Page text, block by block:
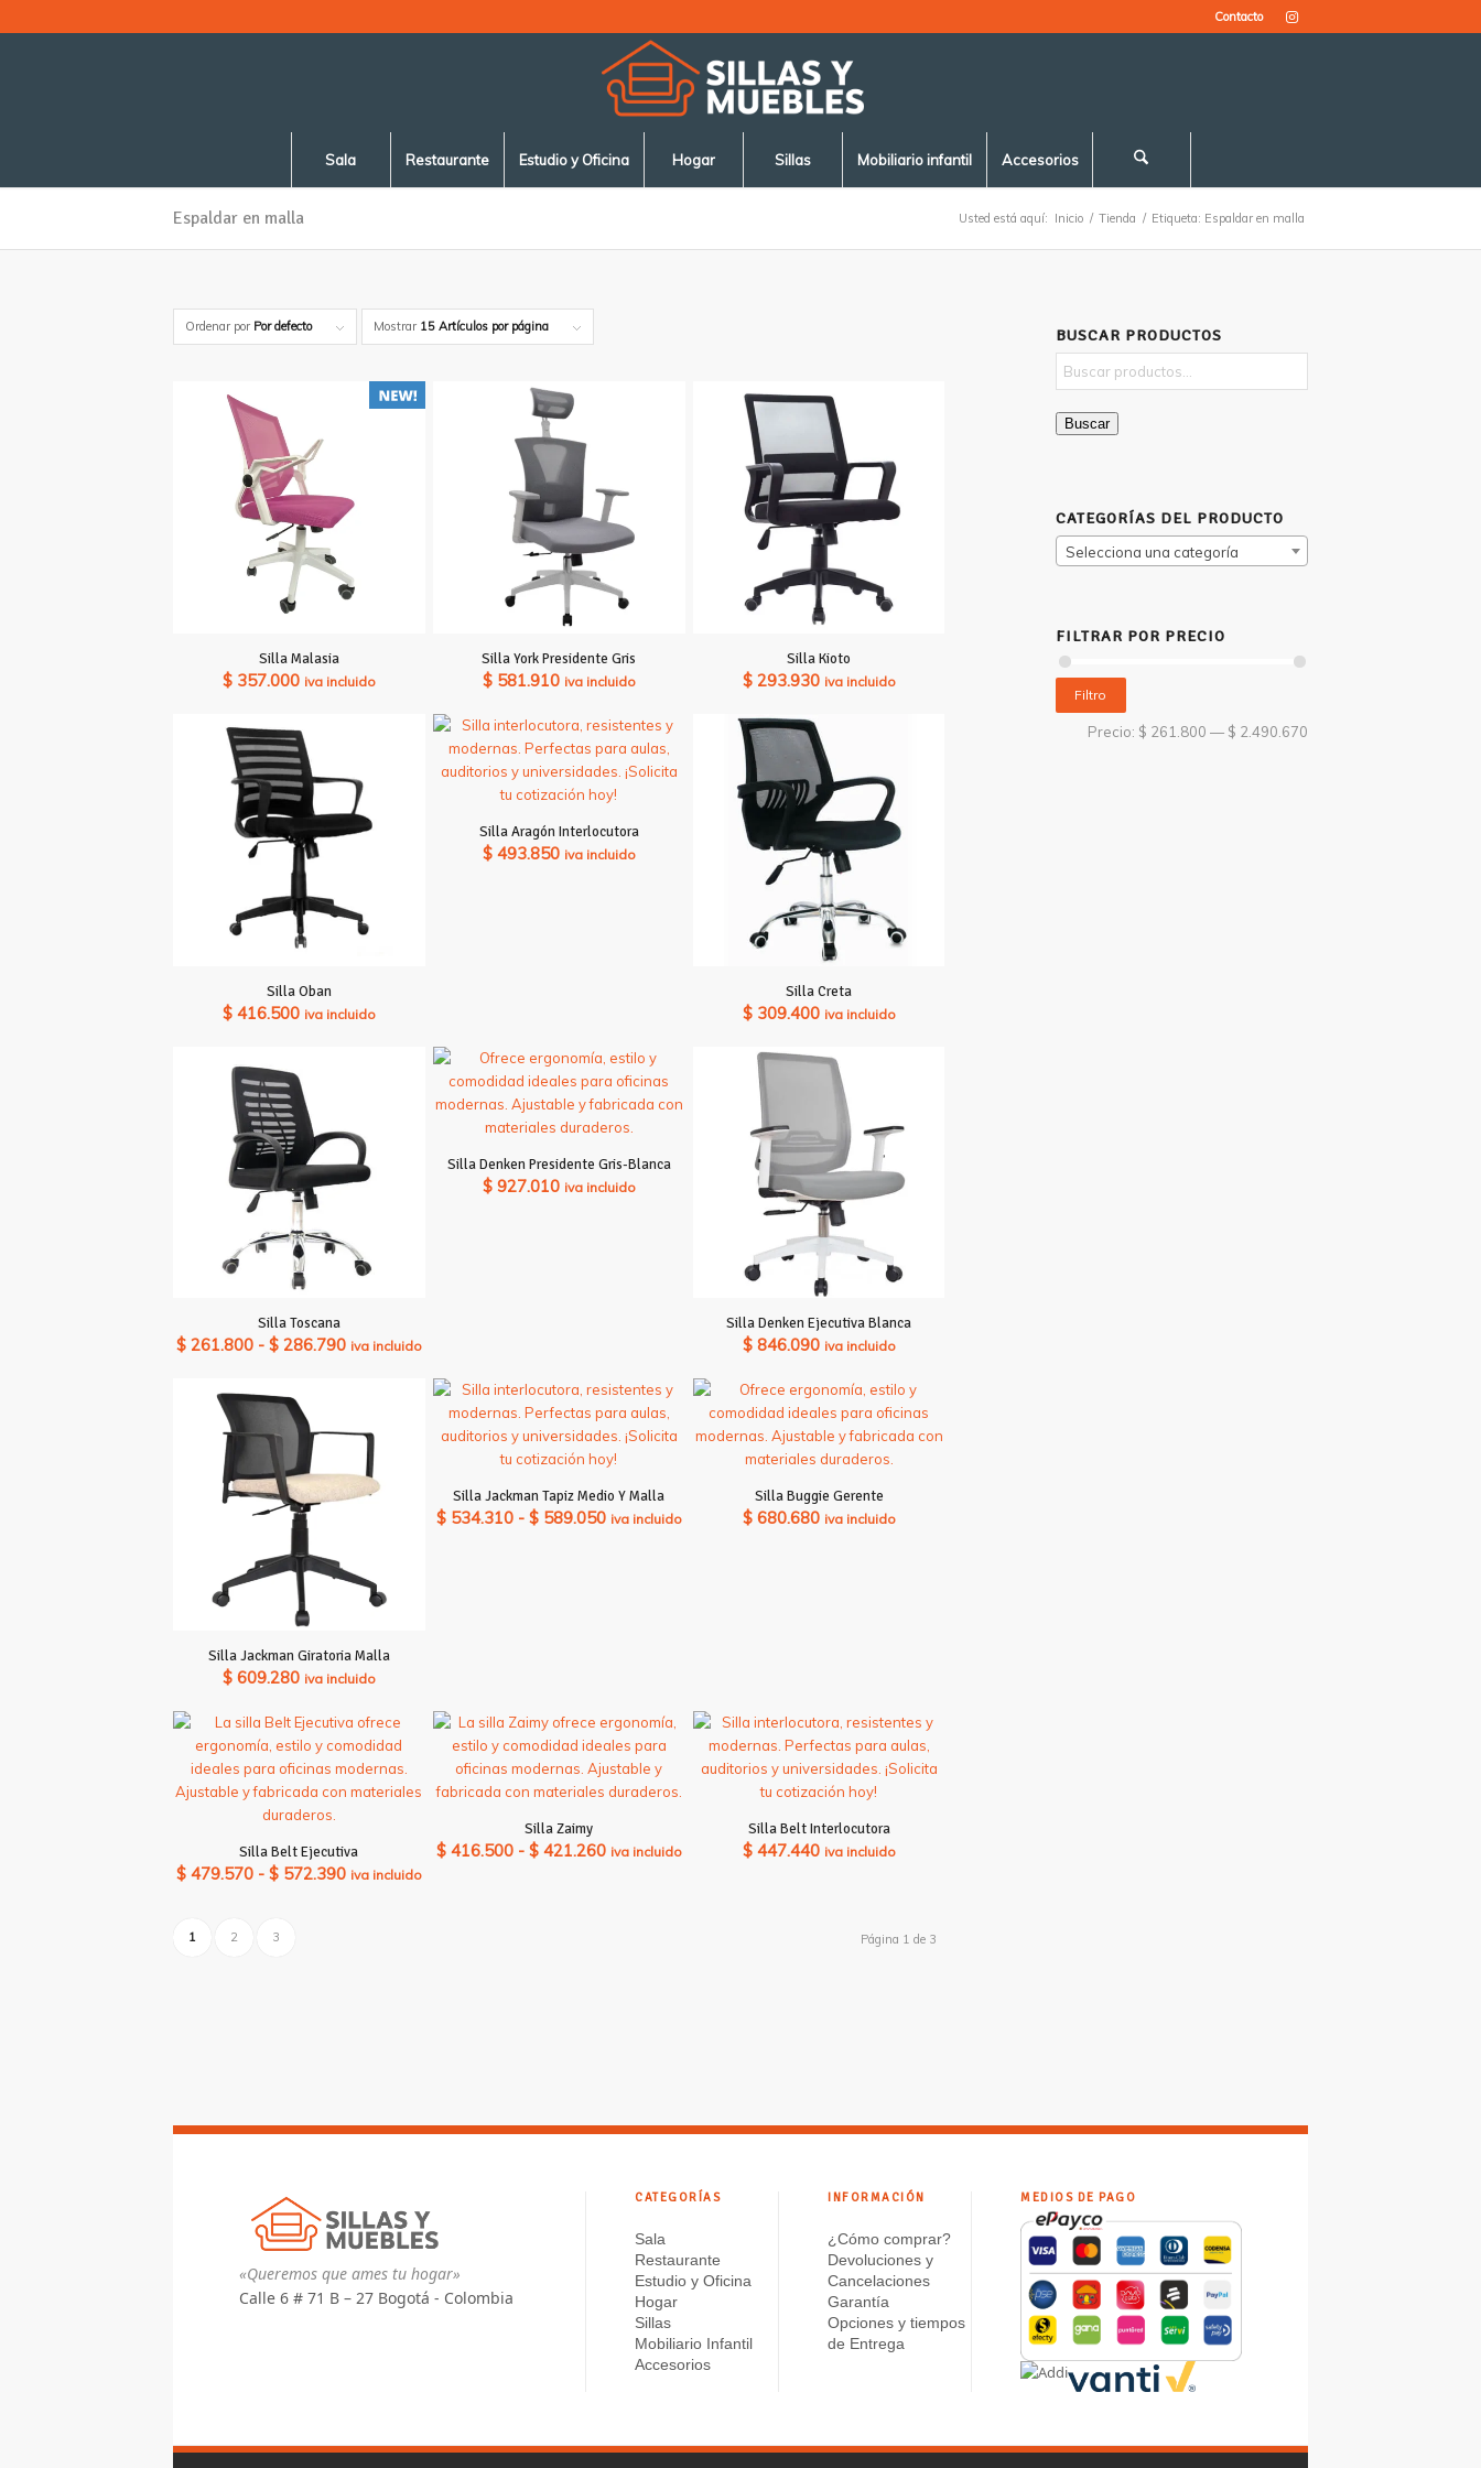
Contacto
Sala Restaurante Estudio y Oficina Hogar Sillas Mobiliario infantil Accesorios
Espaldar en malla Usted está aquí: Inicio / Tienda / Etiqueta: Espaldar en malla
Ordenar por Por defecto Mostrar 15 Artículos por página
Silla Malasia
$357.000 iva incluido
Silla York Presidente Gris
$581.910 iva incluido
Silla Kioto
$293.930 iva incluido
Silla Oban
$416.500 iva incluido
Silla Aragón Interlocutora
$493.850 iva incluido
Silla Creta
$309.400 iva incluido
Silla Toscana
$261.800 - $286.790Rango
$ 261.800
hasta
$ 286.790
iva incluido
Silla Denken Presidente Gris-Blanca
$927.010 iva incluido
Silla Denken Ejecutiva Blanca
$846.090 iva incluido
Silla Jackman Giratoria Malla
$609.280 iva incluido
Silla Jackman Tapiz Medio Y Malla
$534.310 - $589.050Rango
iva incluido
Silla Buggie Gerente
$680.680 iva incluido
Silla Belt Ejecutiva
$479.570 - $572.390Rango
iva incluido
Silla Zaimy
$416.500 - $421.260Rango
iva incluido
Silla Belt Interlocutora
$447.440 iva incluido
Página 1 de 3
1 2 3
BUSCAR PRODUCTOS
Buscar
CATEGORÍAS DEL PRODUCTO
Selecciona una categoría
FILTRAR POR PRECIO
Filtro
Precio: $ 261.800 — $ 2.490.670
«Queremos que ames tu hogar»
Calle 6 # 71 B – 27 Bogotá - Colombia
CATEGORÍAS
Sala
Restaurante
Estudio y Oficina
Hogar
Sillas
Mobiliario Infantil
Accesorios
INFORMACIÓN
¿Cómo comprar?
Devoluciones y
Cancelaciones
Garantía
Opciones y tiempos
de Entrega
MEDIOS DE PAGO